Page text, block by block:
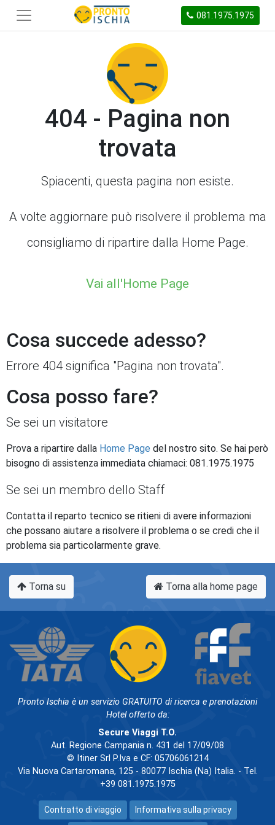
081.1975.1975
404 - Pagina non
trovata
Spiacenti, questa pagina non esiste.
A volte aggiornare può risolvere il problema ma
consigliamo di ripartire dalla Home Page.
Vai all'Home Page
Cosa succede adesso?
Errore 404 significa "Pagina non trovata".
Cosa posso fare?
Se sei un visitatore
Prova a ripartire dalla Home Page del nostro sito. Se hai però
bisogno di assistenza immediata chiamaci: 081.1975.1975
Se sei un membro dello Staff
Contatta il reparto tecnico se ritieni di avere informazioni
che possano aiutare a risolvere il problema o se credi che il
problema sia particolarmente grave.
Torna su Torna alla home page
Pronto Ischia è un servizio GRATUITO di ricerca e prenotazioni
Hotel offerto da:
Secure Viaggi T.O.
Aut. Regione Campania n. 431 del 17/09/08
© Itiner Srl P.Iva e CF: 05706061214
Via Nuova Cartaromana, 125 - 80077 Ischia (Na) Italia. - Tel.
+39 081.1975.1975
Contratto di viaggio Informativa sulla privacy